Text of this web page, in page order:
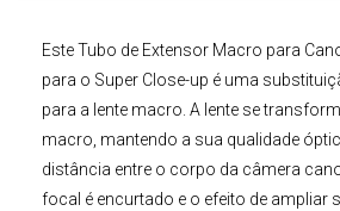
EsteTubo de Extensor Macro para
para o Super Close-up é uma
para a lente macro . A lente se
macro, mantendo a sua qualidade
distância entre o corpo da câmera
focal é encurtado e o efeito de ampliar